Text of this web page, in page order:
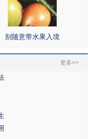
别随意带水果入境
更多>>